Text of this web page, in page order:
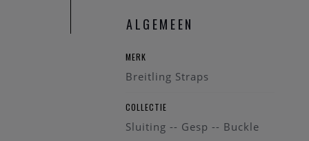
ALGEMEEN
MERK
Breitling Straps
COLLECTIE
Sluiting -- Gesp -- Buckle